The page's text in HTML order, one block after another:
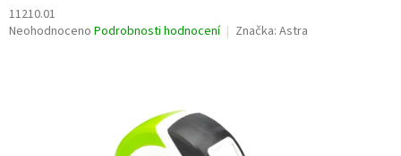
11210.01
Průměrné
Neohodnoceno Podrobnosti hodnocení Značka: Astra